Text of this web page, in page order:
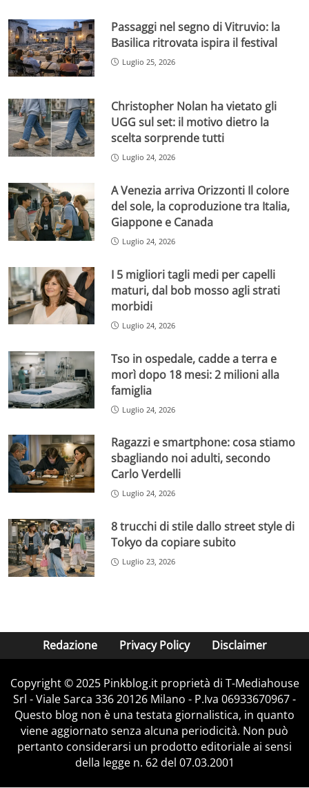
Passaggi nel segno di Vitruvio: la
Basilica ritrovata ispira il festival
Luglio 25, 2026
Christopher Nolan ha vietato gli
UGG sul set: il motivo dietro la
scelta sorprende tutti
Luglio 24, 2026
A Venezia arriva Orizzonti Il colore
del sole, la coproduzione tra Italia,
Giappone e Canada
Luglio 24, 2026
I 5 migliori tagli medi per capelli
maturi, dal bob mosso agli strati
morbidi
Luglio 24, 2026
Tso in ospedale, cadde a terra e
morì dopo 18 mesi: 2 milioni alla
famiglia
Luglio 24, 2026
Ragazzi e smartphone: cosa stiamo
sbagliando noi adulti, secondo
Carlo Verdelli
Luglio 24, 2026
8 trucchi di stile dallo street style di
Tokyo da copiare subito
Luglio 23, 2026
Redazione Privacy Policy Disclaimer
Copyright © 2025 Pinkblog.it proprietà di T-Mediahouse
Srl - Viale Sarca 336 20126 Milano - P.Iva 06933670967 -
Questo blog non è una testata giornalistica, in quanto
viene aggiornato senza alcuna periodicità. Non può
pertanto considerarsi un prodotto editoriale ai sensi
della legge n. 62 del 07.03.2001